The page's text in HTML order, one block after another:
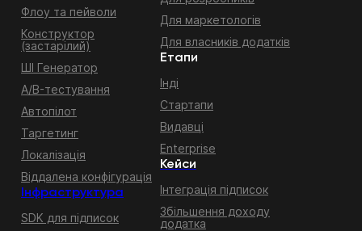
Флоу та пейволи
Конструктор
(застарілий)
ШІ Генератор
A/B-тестування
Автопілот
Таргетинг
Локалізація
Віддалена конфігурація
Інфраструктура
SDK для підписок
Для маркетологів
Для власників додатків
Етапи
Інді
Стартапи
Видавці
Enterprise
Кейси
Інтеграція підписок
Збільшення доходу
додатка